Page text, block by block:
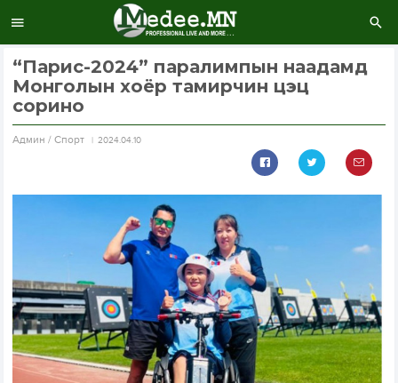
“Парис-2024” паралимпын наадамд
Монголын хоёр тамирчин цэц
сорино
Aдмин / Спорт 2024.04.10